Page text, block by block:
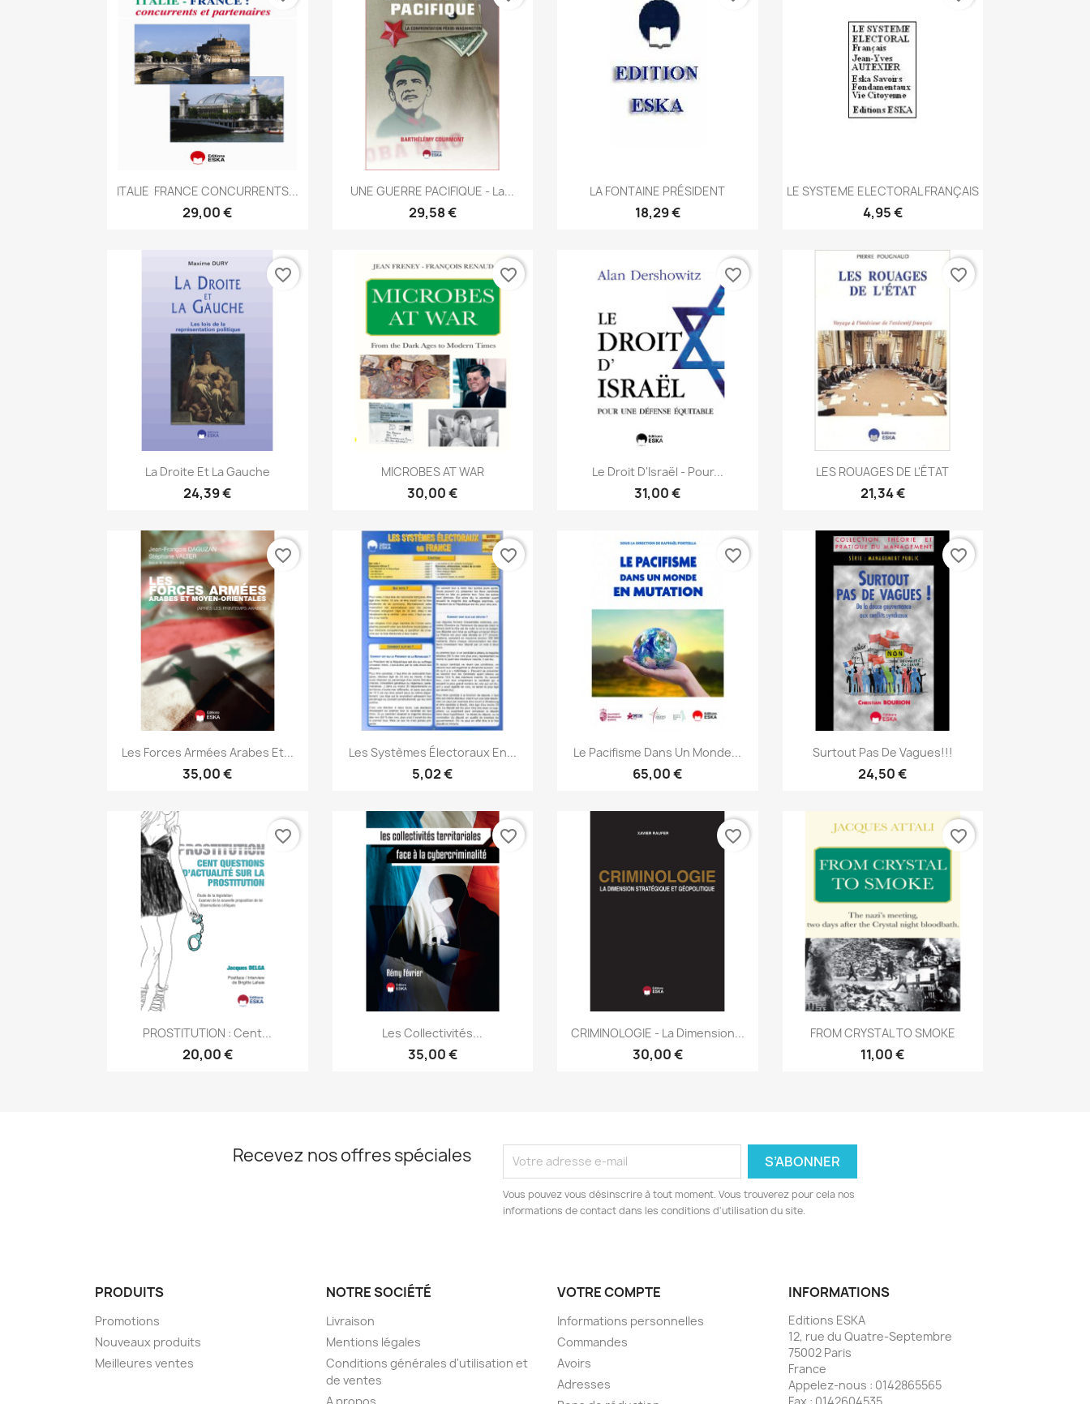
Aperçu rapide
ITALIE  FRANCE CONCURRENTS...
29,00 €
Aperçu rapide
UNE GUERRE PACIFIQUE - La...
29,58 €
Aperçu rapide
LA FONTAINE PRÉSIDENT
18,29 €
Aperçu rapide
LE SYSTEME ELECTORAL FRANÇAIS
4,95 €
Aperçu rapide
La Droite Et La Gauche
24,39 €
favorite_border
Aperçu rapide
MICROBES AT WAR
30,00 €
favorite_border
Aperçu rapide
Le Droit D'Israël - Pour...
31,00 €
favorite_border
Aperçu rapide
LES ROUAGES DE L'ÉTAT
21,34 €
favorite_border
Aperçu rapide
Les Forces Armées Arabes Et...
35,00 €
favorite_border
Aperçu rapide
Les Systèmes Électoraux En...
5,02 €
favorite_border
Aperçu rapide
Le Pacifisme Dans Un Monde...
65,00 €
favorite_border
Aperçu rapide
Surtout Pas De Vagues!!!
24,50 €
favorite_border
Aperçu rapide
PROSTITUTION : Cent...
20,00 €
favorite_border
Aperçu rapide
Les Collectivités...
35,00 €
favorite_border
Aperçu rapide
CRIMINOLOGIE - La Dimension...
30,00 €
favorite_border
Aperçu rapide
FROM CRYSTAL TO SMOKE
11,00 €
favorite_border
Recevez nos offres spéciales
Vous pouvez vous désinscrire à tout moment. Vous trouverez pour cela nos
informations de contact dans les conditions d'utilisation du site.
PRODUITS
Promotions
Nouveaux produits
Meilleures ventes
NOTRE SOCIÉTÉ
Livraison
Mentions légales
Conditions générales d'utilisation et
de ventes
A propos
VOTRE COMPTE
Informations personnelles
Commandes
Avoirs
Adresses
INFORMATIONS
Editions ESKA
12, rue du Quatre-Septembre
75002 Paris
France
Appelez-nous : 0142865565
Fax : 0142604535